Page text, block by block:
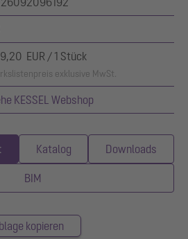
EUR / 1 Stück
exklusive MwSt.
KESSEL Webshop
Katalog Downloads
BIM
kopieren